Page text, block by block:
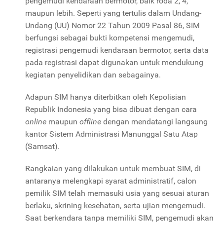
maupun lebih. Seperti yang tertulis dalam Undang-
Undang (UU) Nomor 22 Tahun 2009 Pasal 86, SIM
berfungsi sebagai bukti kompetensi mengemudi,
registrasi pengemudi kendaraan bermotor, serta data
pada registrasi dapat digunakan untuk mendukung
kegiatan penyelidikan dan sebagainya.
Adapun SIM hanya diterbitkan oleh Kepolisian
Republik Indonesia yang bisa dibuat dengan cara
online maupun offline dengan mendatangi langsung
kantor Sistem Administrasi Manunggal Satu Atap
(Samsat).
Rangkaian yang dilakukan untuk membuat SIM, di
antaranya melengkapi syarat administratif, calon
pemilik SIM telah memasuki usia yang sesuai aturan
berlaku, skrining kesehatan, serta ujian mengemudi.
Saat berkendara tanpa memiliki SIM, pengemudi akan